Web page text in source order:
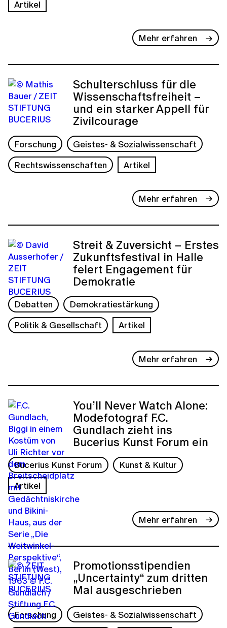
Artikel
Mehr erfahren
Schulterschluss für die
Wissenschaftsfreiheit –
und ein starker Appell für
Zivilcourage
Forschung
Geistes- & Sozialwissenschaft
Rechtswissenschaften
Artikel
Mehr erfahren
Streit & Zuversicht – Erstes
Zukunftsfestival in Halle
feiert Engagement für
Demokratie
Debatten
Demokratiestärkung
Politik & Gesellschaft
Artikel
Mehr erfahren
You’ll Never Watch Alone:
Modefotograf F.C.
Gundlach zieht ins
Bucerius Kunst Forum ein
Bucerius Kunst Forum
Kunst & Kultur
Artikel
Mehr erfahren
Promotionsstipendien
„Uncertainty“ zum dritten
Mal ausgeschrieben
Forschung
Geistes- & Sozialwissenschaft